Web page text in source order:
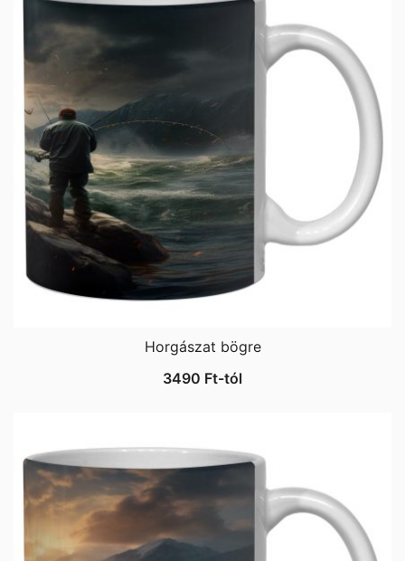
Horgászat bögre
3490 Ft-tól